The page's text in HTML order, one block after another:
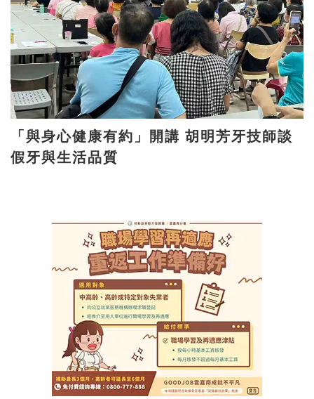
「與身心健康有約」開講 胡明芳牙技師談
假牙與生活品質